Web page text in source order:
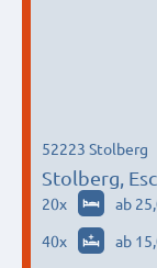
Stolberg,
Kreuzau…
52223 Stolberg
20x ab
40x ab